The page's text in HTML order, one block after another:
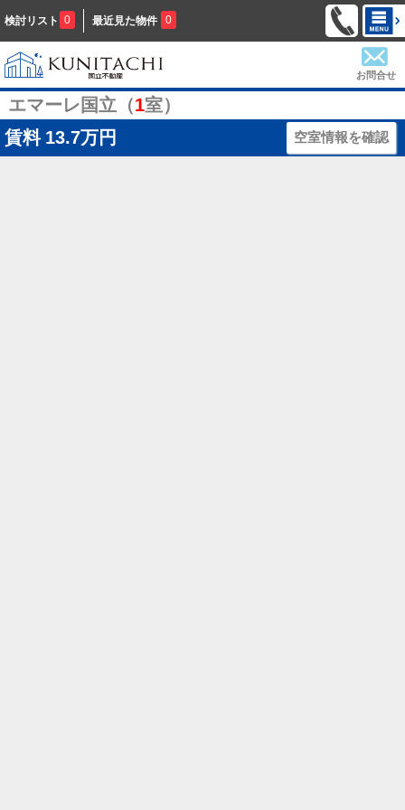
検討リスト 0 最近見た物件 0
お問合せ
エマーレ国立（1室）
賃料 13.7万円 空室情報を確認